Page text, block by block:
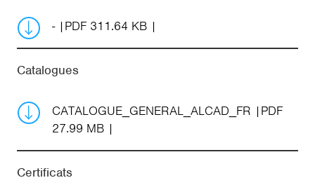
- PDF 311.64 KB
Catalogues
CATALOGUE_GENERAL_ALCAD_FR
PDF
27.99 MB
Certificats